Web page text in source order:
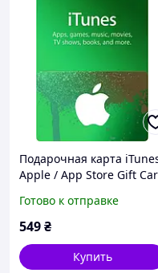
Подарочная карта
Apple / App Store Gift
Америка)
Готово к отправке
549₴
Купить